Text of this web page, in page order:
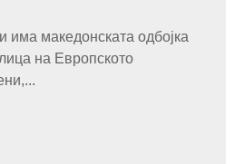
има македонската одбојка
на Европското